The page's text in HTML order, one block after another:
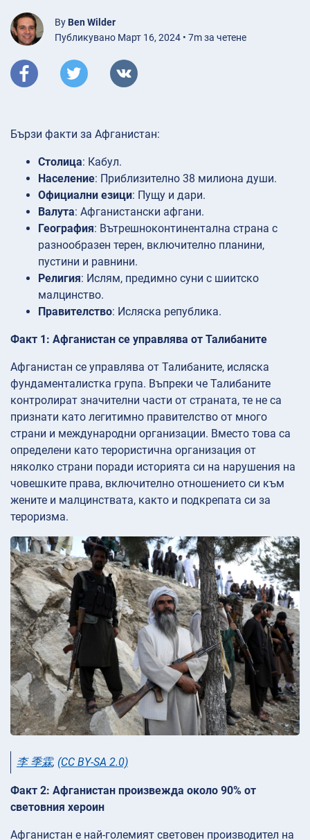
By Ben Wilder
Публикувано Март 16, 2024 • 7m за четене
Бързи факти за Афганистан:
Столица: Кабул.
Население: Приблизително 38 милиона души.
Официални езици: Пущу и дари.
Валута: Афганистански афгани.
География: Вътрешноконтинентална страна с
разнообразен терен, включително планини,
пустини и равнини.
Религия: Ислям, предимно суни с шиитско
малцинство.
Правителство: Исляска република.
Факт 1: Афганистан се управлява от Талибаните
Афганистан се управлява от Талибаните, исляска
фундаменталистка група. Въпреки че Талибаните
контролират значителни части от страната, те не са
признати като легитимно правителство от много
страни и международни организации. Вместо това са
определени като терористична организация от
няколко страни поради историята си на нарушения на
човешките права, включително отношението си към
жените и малцинствата, както и подкрепата си за
тероризма.
李 季霖, (CC BY-SA 2.0)
Факт 2: Афганистан произвежда около 90% от
световния хероин
Афганистан е най-големият световен производител на